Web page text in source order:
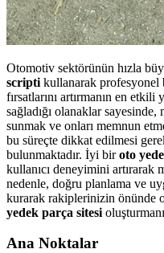
Otomotiv sektörünün hızla
scripti kullanarak profesyonel
fırsatlarını artırmanın en
sağladığı olanaklar
sunmak ve onları memnun
bu süreçte dikkat edilmesi
bulunmaktadır. İyi biroto
kullanıcı deneyimini artırarak
nedenle, doğru planlama ve
kurarak rakiplerinizin önünde
yedek parça sitesi
Ana Noktalar